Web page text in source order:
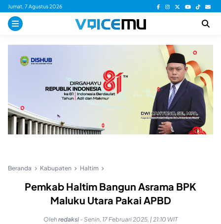
Skip
content
Jumat, 7 Agustus 2026
Beranda Kabupaten Haltim
Pemkab Haltim Bangun Asrama BPK
Maluku Utara Pakai APBD
Olehredaksi - Senin, 17 Februari 2025, | 21:10 WIT